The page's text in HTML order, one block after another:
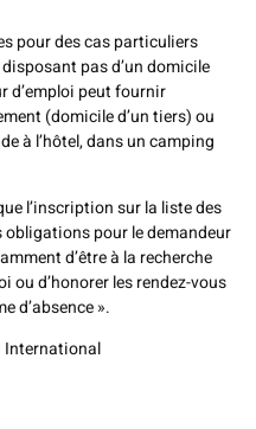
pour des cas particuliers
pas d’un domicile
d’emploi peut fournir
(domicile d’un tiers) ou
à l’hôtel, dans un camping
l’inscription sur la liste des
obligations pour le demandeur
d’être à la recherche
ou d’honorer les rendez-vous
d’absence ».
International